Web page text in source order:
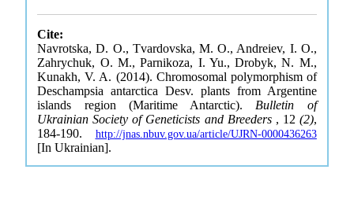
Cite:
Navrotska, D. O., Tvardovska, M. O., Andreiev, I. O.,
Zahrychuk, O. M., Parnikoza, I. Yu., Drobyk, N. M.,
Kunakh, V. A. (2014). Chromosomal polymorphism of
Deschampsia antarctica Desv. plants from Argentine
islands region (Maritime Antarctic). Bulletin of
Ukrainian Society of Geneticists and Breeders , 12 (2),
184-190. http://jnas.nbuv.gov.ua/article/UJRN-0000436263
[In Ukrainian].